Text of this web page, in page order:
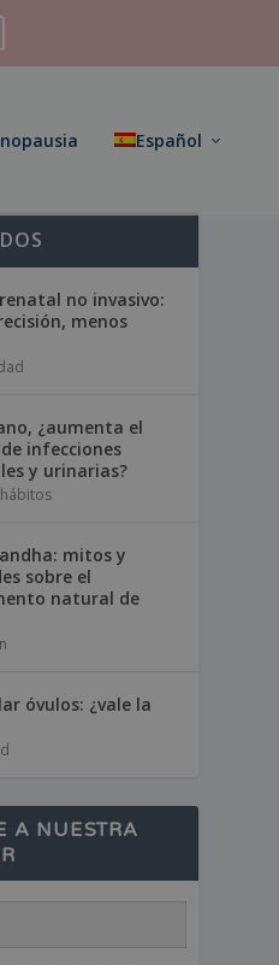
Español
no invasivo:
menos
¿aumenta el
infecciones
y urinarias?
mitos y
sobre el
natural de
óvulos: ¿vale la
A NUESTRA